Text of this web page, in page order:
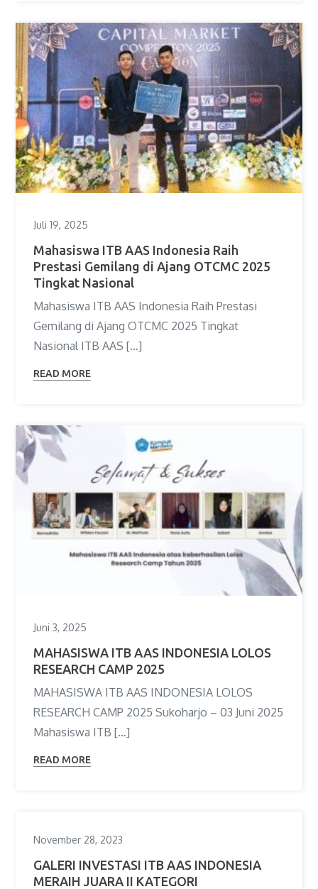
Juli 19, 2025
Mahasiswa ITB AAS Indonesia Raih
Prestasi Gemilang di Ajang OTCMC 2025
Tingkat Nasional
Mahasiswa ITB AAS Indonesia Raih Prestasi
Gemilang di Ajang OTCMC 2025 Tingkat
Nasional ITB AAS […]
READ MORE
Juni 3, 2025
MAHASISWA ITB AAS INDONESIA LOLOS
RESEARCH CAMP 2025
MAHASISWA ITB AAS INDONESIA LOLOS
RESEARCH CAMP 2025 Sukoharjo – 03 Juni 2025
Mahasiswa ITB […]
READ MORE
November 28, 2023
GALERI INVESTASI ITB AAS INDONESIA
MERAIH JUARA II KATEGORI